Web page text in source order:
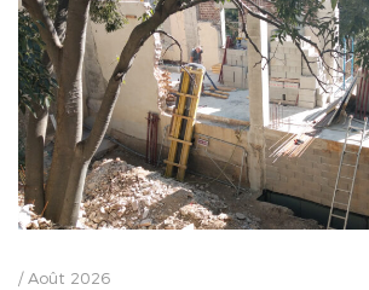
/ Août 2026